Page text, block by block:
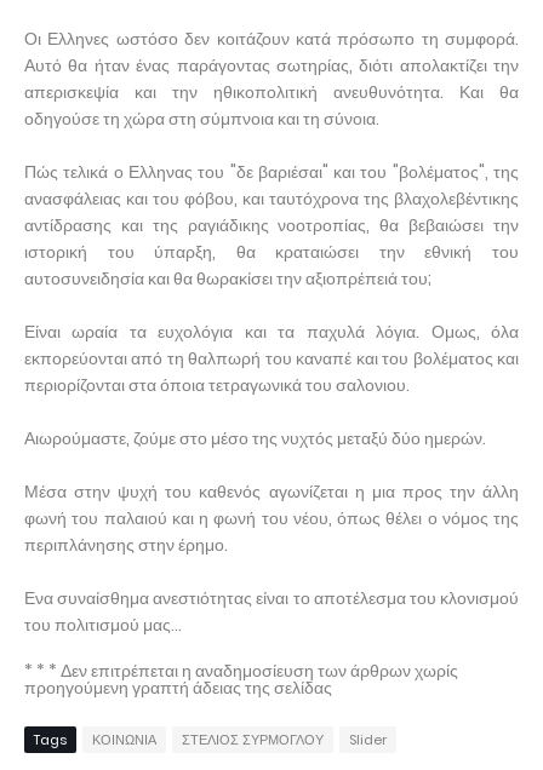
Οι Ελληνες ωστόσο δεν κοιτάζουν κατά πρόσωπο τη συμφορά.
Αυτό θα ήταν ένας παράγοντας σωτηρίας, διότι απολακτίζει την
απερισκεψία και την ηθικοπολιτική ανευθυνότητα. Και θα
οδηγούσε τη χώρα στη σύμπνοια και τη σύνοια.
Πώς τελικά ο Ελληνας του "δε βαριέσαι" και του "βολέματος", της
ανασφάλειας και του φόβου, και ταυτόχρονα της βλαχολεβέντικης
αντίδρασης και της ραγιάδικης νοοτροπίας, θα βεβαιώσει την
ιστορική του ύπαρξη, θα κραταιώσει την εθνική του
αυτοσυνειδησία και θα θωρακίσει την αξιοπρέπειά του;
Είναι ωραία τα ευχολόγια και τα παχυλά λόγια. Ομως, όλα
εκπορεύονται από τη θαλπωρή του καναπέ και του βολέματος και
περιορίζονται στα όποια τετραγωνικά του σαλονιου.
Αιωρούμαστε, ζούμε στο μέσο της νυχτός μεταξύ δύο ημερών.
Μέσα στην ψυχή του καθενός αγωνίζεται η μια προς την άλλη
φωνή του παλαιού και η φωνή του νέου, όπως θέλει ο νόμος της
περιπλάνησης στην έρημο.
Ενα συναίσθημα ανεστιότητας είναι το αποτέλεσμα του κλονισμού
του πολιτισμού μας...
* * * Δεν επιτρέπεται η αναδημοσίευση των άρθρων χωρίς
προηγούμενη γραπτή άδειας της σελίδας
Tags ΚΟΙΝΩΝΙΑ ΣΤΕΛΙΟΣ ΣΥΡΜΟΓΛΟΥ Slider